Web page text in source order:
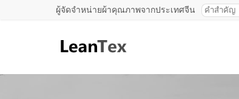
ผู้จัดจำหน่ายผ้าคุณภาพจากประเทศจีน